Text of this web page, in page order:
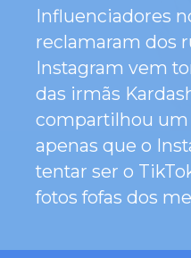
Influenciadores
reclamaram dos
Instagram vem
das irmãs
compartilhou
apenas que o
tentar ser o
fotos fofas dos